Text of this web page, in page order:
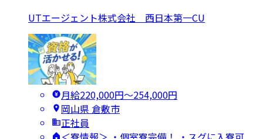
UTエージェント株式会社 西日本第一CU
月給220,000円〜254,000円
岡山県 倉敷市
正社員